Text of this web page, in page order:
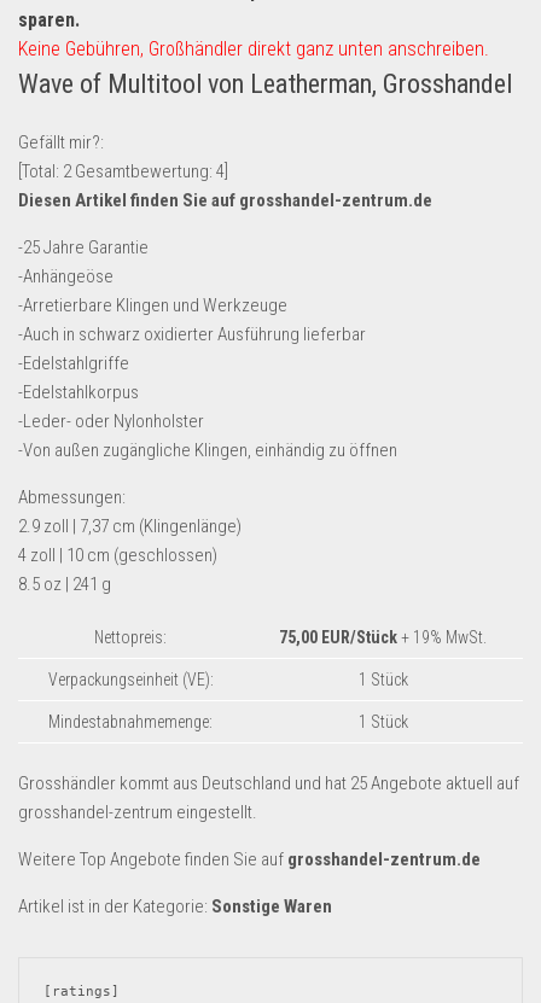
Handy und Smartphone
Kosmetik & Pflege
Multimedia & Elektro
Münzen
Spielzeug & Games
Schuhe & Accessoires
Sport & Freizeit
Uhren & Schmuck
Wohnen & Einrichten
Restposten-Angebote
eBay Restposten kaufen
Sonderposten-Angebote
Dropshipping-Produkte
B2B Produkte
Grosshandel
Aldi
Lidl
Kostenlos verkaufen
Kostenlos Registrieren
sparen.
Keine Gebühren, Großhändler direkt ganz unten anschreiben.
Wave of Multitool von Leatherman, Grosshandel
Gefällt mir?:
[Total: 2Gesamtbewertung: 4
Diesen Artikel finden Sie auf grosshandel-zentrum.de
-25 Jahre Garantie
-Anhängeöse
-Arretierbare Klingen und Werkzeuge
-Auch in schwarz oxidierter Ausführung lieferbar
-Edelstahlgriffe
-Edelstahlkorpus
-Leder- oder Nylonholster
-Von außen zugängliche Klingen, einhändig zu öffnen
Abmessungen:
2.9 zoll | 7,37 cm (Klingenlänge)
4 zoll | 10 cm (geschlossen)
8.5 oz | 241 g
Nettopreis: 75,00 EUR/Stück+ 19% MwSt.
Verpackungseinheit (VE): 1 Stück
Mindestabnahmemenge: 1 Stück
Grosshändler kommt aus Deutschland und hat 25 Angebote aktuell auf
grosshandel-zentrum eingestellt.
Weitere Top Angebote finden Sie auf grosshandel-zentrum.de
Artikel ist in der Kategorie: Sonstige Waren
[ratings]